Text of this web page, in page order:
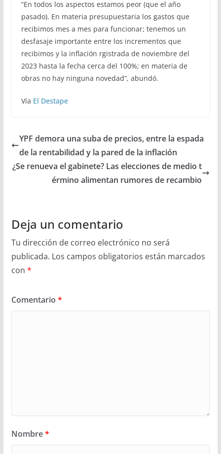
“En todos los aspectos estamos peor (que el año
pasado). En materia presupuestaria los gastos que
recibimos mes a mes para funcionar; tenemos un
desfasaje importante entre los incrementos que
recibimos y la inflación rgistrada de noviembre del
2023 hasta la fecha cerca del 100%; en materia de
obras no hay ninguna novedad”, abundó.
Vía El Destape
YPF demora una suba de precios, entre la espada
de la rentabilidad y la pared de la inflación
¿Se renueva el gabinete? Las elecciones de medio t
érmino alimentan rumores de recambio
Deja un comentario
Tu dirección de correo electrónico no será
publicada. Los campos obligatorios están marcados
con *
Comentario *
Nombre*